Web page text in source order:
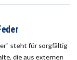
steht für sorgfältig
die aus externen